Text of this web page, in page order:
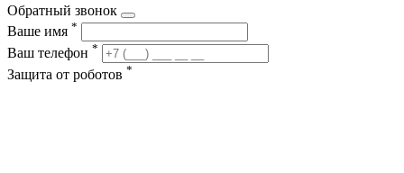
Обратный звонок
Ваше имя *
Ваш телефон *
Защита от роботов *